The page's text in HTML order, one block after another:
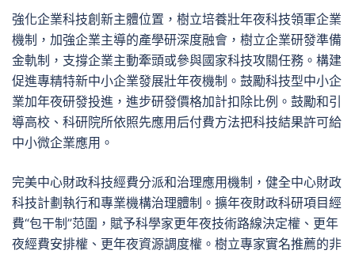
強化企業科技創新主體位置，樹立培養壯年夜科技領軍企業
機制，加強企業主導的產學研深度融會，樹立企業研發準備
金軌制，支撐企業主動牽頭或參與國家科技攻關任務。構建
促進專精特新中小企業發展壯年夜機制。鼓勵科技型中小企
業加年夜研發投進，進步研發價格加計扣除比例。鼓勵和引
導高校、科研院所依照先應用后付費方法把科技結果許可給
中小微企業應用。
完美中心財政科技經費分派和治理應用機制，健全中心財政
科技計劃執行和專業機構治理體制。擴年夜財政科研項目經
費“包干制”范圍，賦予科學家更年夜技術路線決定權、更年
夜經費安排權、更年夜資源調度權。樹立專家實名推薦的非